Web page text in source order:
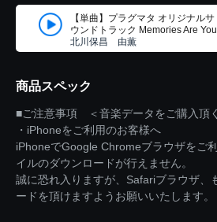
【単曲】プラグマタ オリジナルサ
ウンドトラック Memories Are You
北川保昌 由薫
商品スペック
■ご注意事項 ＜音楽データをご購入頂
・iPhoneをご利用のお客様へ
iPhoneでGoogle Chromeブラウザをご
イルのダウンロードが行えません。
誠に恐れ入りますが、Safariブラウザ、
ードを頂けますようお願いいたします。